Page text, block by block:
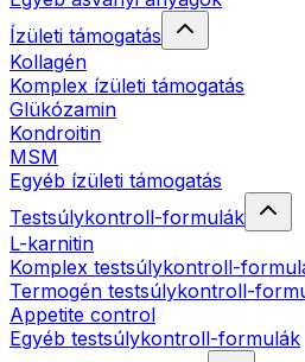
Ízületi támogatás
Kollagén
Komplex ízületi támogatás
Glükózamin
Kondroitin
MSM
Egyéb ízületi támogatás
Testsúlykontroll-formulák
L-karnitin
Komplex testsúlykontroll-
Termogén testsúlykontroll-
Appetite control
Egyéb testsúlykontroll-formulák